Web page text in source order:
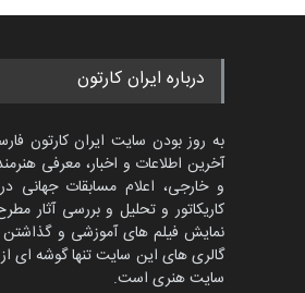
درباره ایران کارتون
به روز بودن سایت ایران کارتون
آخرین اطلاعات و اخبار، معرفی
و خارجی، اعلام مسابقات جهانی
کاریکاتور و تحلیل و بررسی آثار
نمایش فیلم های آموزشی و گذاشتن
گالری های این سایت تنها گوشه ای
سایت هنری است.